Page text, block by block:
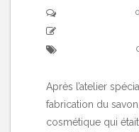
Après l’atelier
fabrication du
cosmétique qui